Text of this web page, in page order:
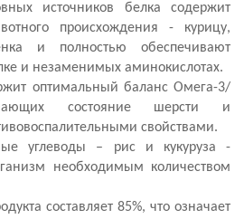
источников белка содержит
происхождения - курицу,
и полностью обеспечивают
и незаменимых аминокислотах.
оптимальный баланс Омега-3/
состояние шерсти и
свойствами.
углеводы – рис и кукуруза -
необходимым количеством
составляет 85%, что означает